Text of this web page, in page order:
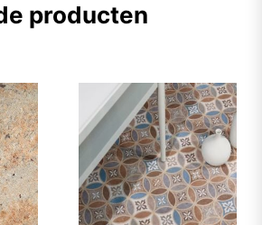
producten